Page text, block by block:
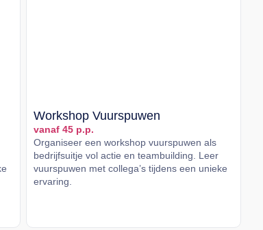
Workshop Vuurspuwen
vanaf 45 p.p.
Organiseer een workshop vuurspuwen als
bedrijfsuitje vol actie en teambuilding. Leer
vuurspuwen met collega’s tijdens een unieke
ervaring.